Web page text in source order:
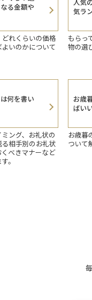
る金額や
れくらいの価格
いのかについて
人気
気ラ
もらっ
物の選
何を書い
ング、お礼状の
相手別のお礼状
べきマナーなど
。
お歳
ばい
お歳暮
ついて